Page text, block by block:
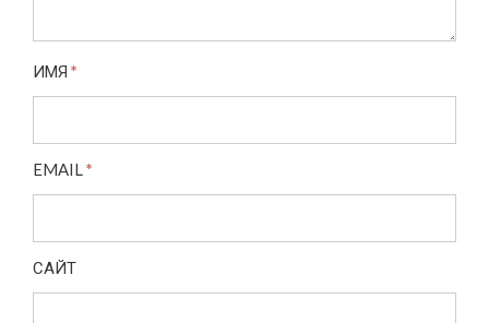
ИМЯ *
EMAIL*
САЙТ